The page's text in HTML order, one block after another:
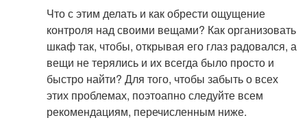
Что с этим делать и как обрести ощущение
контроля над своими вещами? Как организовать
шкаф так, чтобы, открывая его глаз радовался, а
вещи не терялись и их всегда было просто и
быстро найти? Для того, чтобы забыть о всех
этих проблемах, поэтоапно следуйте всем
рекомендациям, перечисленным ниже.